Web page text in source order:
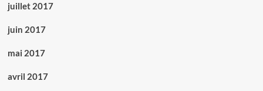
juillet 2017
juin 2017
mai 2017
avril 2017